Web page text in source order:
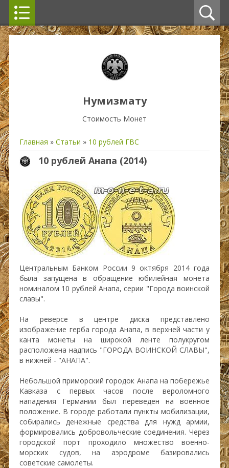
Нумизмату
Стоимость Монет
Главная » Статьи » 10 рублей ГВС
10 рублей Анапа (2014)
Центральным Банком России 9 октября 2014 года
была запущена в обращение юбилейная монета
номиналом 10 рублей Анапа, серии "Города воинской
славы".
На реверсе в центре диска представлено
изображение герба города Анапа, в верхней части у
канта монеты на широкой ленте полукругом
расположена надпись "ГОРОДА ВОИНСКОЙ СЛАВЫ",
в нижней - "АНАПА".
Небольшой приморский городок Анапа на побережье
Кавказа с первых часов после вероломного
нападения Германии был переведен на военное
положение. В городе работали пункты мобилизации,
собирались денежные средства для нужд армии,
формировались добровольческие соединения. Через
городской порт проходило множество военно-
морских судов, на аэродроме базировались
советские самолеты.